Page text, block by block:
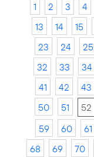
1 2 3 4
13
14 15
23
24 25
32
33 34
41
42 43
50
51 52
59
60 61
68
69 70